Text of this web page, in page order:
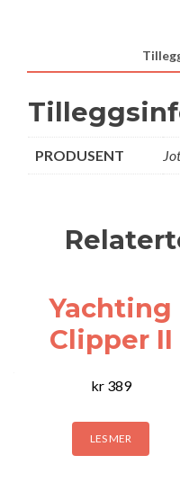
PRODUSENT
Yachting
Clipper II
kr389
LES MER